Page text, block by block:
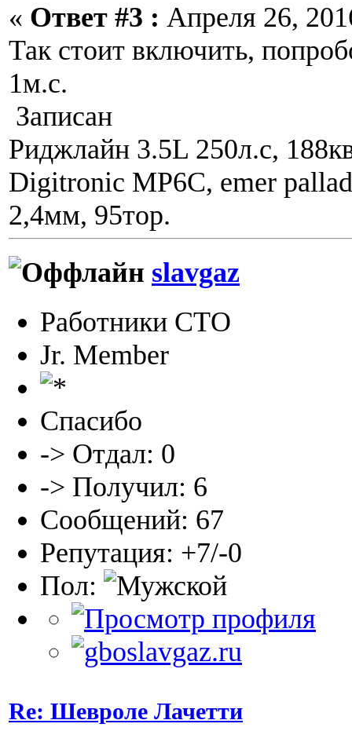
« Ответ #3 : Апреля 26,
Так стоит включить,
1м.с.
Записан
Риджлайн 3.5L 250л.с,
Digitronic MP6C, emer
2,4мм, 95тор.
slavgaz
Работники СТО
Jr. Member
Спасибо
-> Отдал: 0
-> Получил: 6
Сообщений: 67
Репутация: +7/-0
Пол:
Re: Шевроле Лачетти